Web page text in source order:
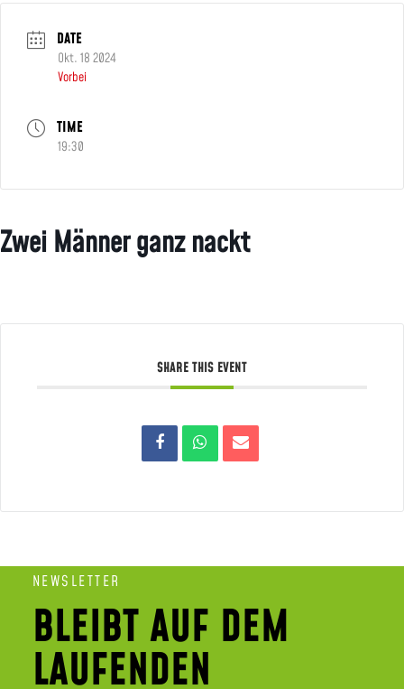
DATE
Okt. 18 2024
Vorbei
TIME
19:30
Zwei Männer ganz nackt
SHARE THIS EVENT
NEWSLETTER
BLEIBT AUF DEM
LAUFENDEN